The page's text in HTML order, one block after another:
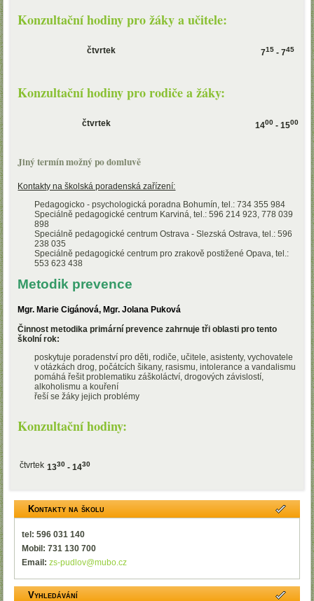
Konzultační hodiny pro žáky a učitele:
čtvrtek 715 - 745
Konzultační hodiny pro rodiče a žáky:
čtvrtek 1400 - 1500
Jiný termín možný po domluvě
Kontakty na školská poradenská zařízení:
Pedagogicko - psychologická poradna Bohumín, tel.: 734 355 984
Speciálně pedagogické centrum Karviná, tel.: 596 214 923, 778 039
898
Speciálně pedagogické centrum Ostrava - Slezská Ostrava, tel.: 596
238 035
Speciálně pedagogické centrum pro zrakově postižené Opava, tel.:
553 623 438
Metodik prevence
Mgr. Marie Cigánová, Mgr. Jolana Puková
Činnost metodika primární prevence zahrnuje tři oblasti pro tento
školní rok:
poskytuje poradenství pro děti, rodiče, učitele, asistenty, vychovatele
v otázkách drog, počátcích šikany, rasismu, intolerance a vandalismu
pomáhá řešit problematiku záškoláctví, drogových závislostí,
alkoholismu a kouření
řeší se žáky jejich problémy
Konzultační hodiny:
čtvrtek 1330 - 1430
Kontakty na školu
tel: 596 031 140
Mobil: 731 130 700
Email:zs-pudlov@mubo.cz
Vyhledávání